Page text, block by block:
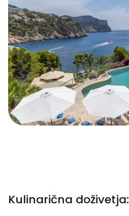
Kulinarična doživetja: